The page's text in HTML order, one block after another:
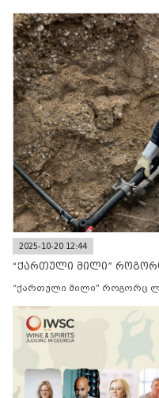
2025-10-20 12:44
“ქართული მილი”
“ქართული მილი” როგორც